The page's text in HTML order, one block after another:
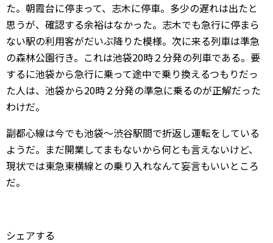
た。朝霞台に停まって、志木に停車。多少の遅れは出たと
思うが、確認する余裕はなかった。志木でも急行に停まら
ない駅の利用客がだいぶ降りた模様。次に来る列車は準急
の森林公園行き。これは池袋20時２分発の列車である。要
するに池袋から急行に乗って途中で乗り換えるつもりだっ
た人は、池袋から20時２分発の準急に乗るのが正解だった
わけだ。
副都心線は今でも池袋～渋谷駅間で折返し運転をしている
ようだ。まだ開業してまもないから何とも言えないけど、
現状では東急東横線との乗り入れなんて妄言もいいところ
だ。
シェアする